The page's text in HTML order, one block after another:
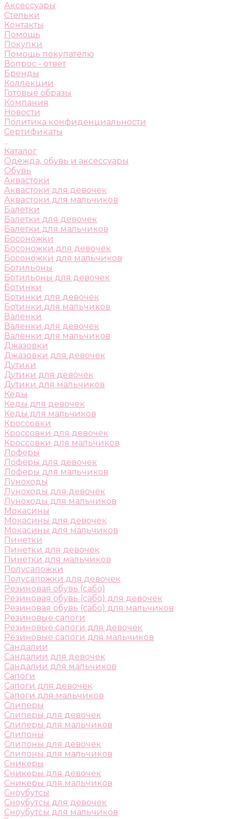
Аксессуары
Стельки
Контакты
Помощь
Покупки
Помощь покупателю
Вопрос - ответ
Бренды
Коллекции
Готовые образы
Компания
Новости
Политика конфиденциальности
Сертификаты
...
Каталог
Одежда, обувь и аксессуары
Обувь
Аквастоки
Аквастоки для девочек
Аквастоки для мальчиков
Балетки
Балетки для девочек
Балетки для мальчиков
Босоножки
Босоножки для девочек
Босоножки для мальчиков
Ботильоны
Ботильоны для девочек
Ботинки
Ботинки для девочек
Ботинки для мальчиков
Валенки
Валенки для девочек
Валенки для мальчиков
Джазовки
Джазовки для девочек
Дутики
Дутики для девочек
Дутики для мальчиков
Кеды
Кеды для девочек
Кеды для мальчиков
Кроссовки
Кроссовки для девочек
Кроссовки для мальчиков
Лоферы
Лоферы для девочек
Лоферы для мальчиков
Луноходы
Луноходы для девочек
Луноходы для мальчиков
Мокасины
Мокасины для девочек
Мокасины для мальчиков
Пинетки
Пинетки для девочек
Пинетки для мальчиков
Полусапожки
Полусапожки для девочек
Резиновая обувь (сабо)
Резиновая обувь (сабо) для девочек
Резиновая обувь (сабо) для мальчиков
Резиновые сапоги
Резиновые сапоги для девочек
Резиновые сапоги для мальчиков
Сандалии
Сандалии для девочек
Сандалии для мальчиков
Сапоги
Сапоги для девочек
Сапоги для мальчиков
Слиперы
Слиперы для девочек
Слиперы для мальчиков
Слипоны
Слипоны для девочек
Слипоны для мальчиков
Сникеры
Сникеры для девочек
Сникеры для мальчиков
Сноубутсы
Сноубутсы для девочек
Сноубутсы для мальчиков